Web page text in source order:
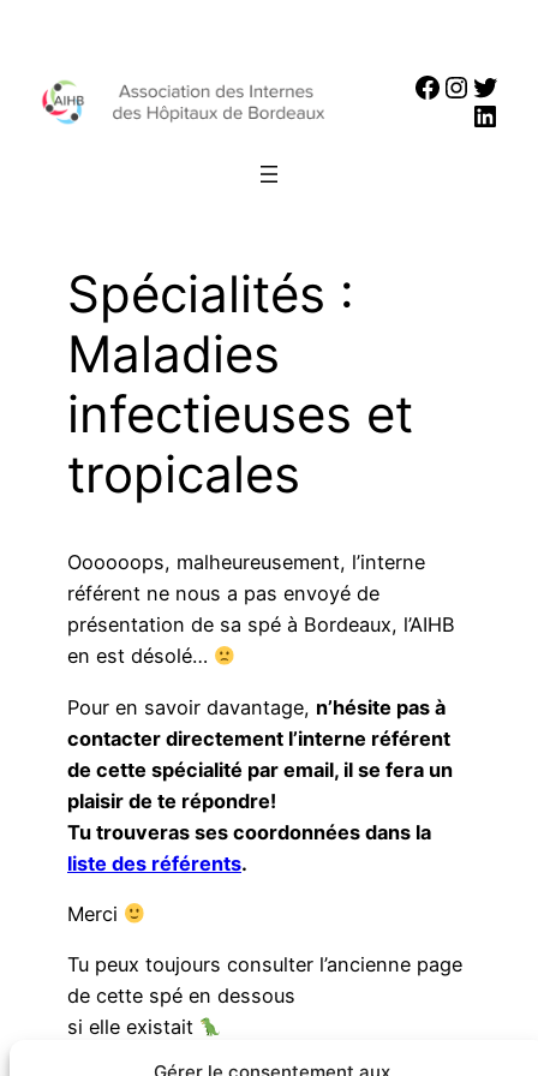
contenu
Spécialités :
Maladies
infectieuses et
tropicales
Oooooops, malheureusement, l’interne
référent ne nous a pas envoyé de
présentation de sa spé à Bordeaux, l’AIHB
en est désolé…
Pour en savoir davantage, n’hésite pas à
contacter directement l’interne référent
de cette spécialité par email, il se fera un
plaisir de te répondre!
Tu trouveras ses coordonnées dans la
liste des référents.
Merci
Tu peux toujours consulter l’ancienne page
de cette spé en dessous
si elle existait